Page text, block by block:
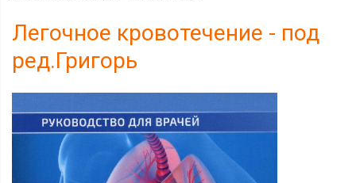
Легочное кровотечение - под
ред.Григорь